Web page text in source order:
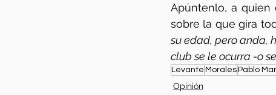
Apúntenlo, a quien
sobre la que gira
su edad, pero anda,
club se le ocurra -o
Levante Morales Pablo
Opinión